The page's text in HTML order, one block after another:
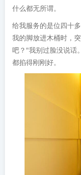
什么都无所谓。
给我服务的是位四十
我的脚放进木桶时，
吧？"我别过脸没说话
都掐得刚刚好。